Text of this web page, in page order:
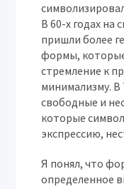
В 60-х годах на
пришли более
формы,
стремление к
минимализму. В
свободные и
которые
экспрессию,
Я понял, что
определенное